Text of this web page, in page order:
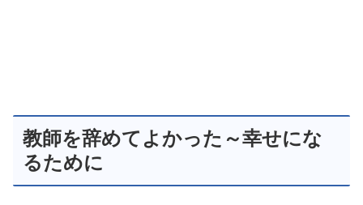
教師を辞めてよかった～幸せにな
るために